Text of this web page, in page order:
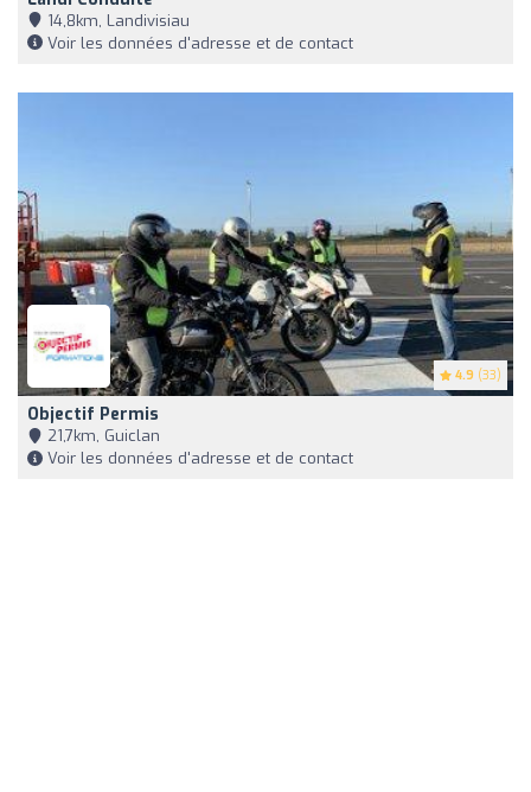
14,8km, Landivisiau
Voir les données d'adresse et de contact
4.9 (33)
Objectif Permis
21,7km, Guiclan
Voir les données d'adresse et de contact